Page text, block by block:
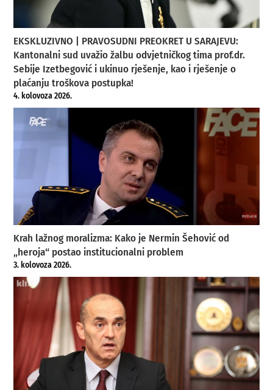
EKSKLUZIVNO | PRAVOSUDNI PREOKRET U SARAJEVU:
Kantonalni sud uvažio žalbu odvjetničkog tima prof.dr.
Sebije Izetbegović i ukinuo rješenje, kao i rješenje o
plaćanju troškova postupka!
4. kolovoza 2026.
Krah lažnog moralizma: Kako je Nermin Šehović od
„heroja“ postao institucionalni problem
3. kolovoza 2026.